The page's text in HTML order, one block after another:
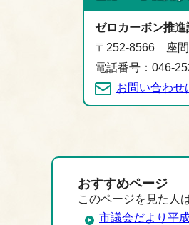
ゼロカーボン推
〒252-8566 座間
電話番号：046-
お問い合わせ
おすすめページ
このページを見た人
市議会だより平